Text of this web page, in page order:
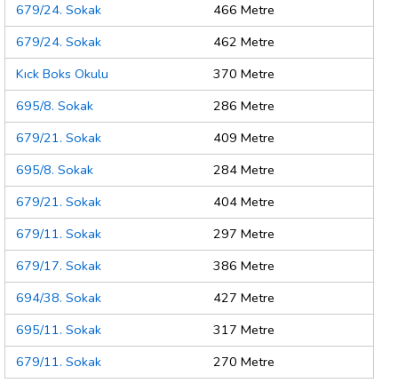
679/24. Sokak
466 Metre
679/24. Sokak
462 Metre
Kıck Boks Okulu
370 Metre
695/8. Sokak
286 Metre
679/21. Sokak
409 Metre
695/8. Sokak
284 Metre
679/21. Sokak
404 Metre
679/11. Sokak
297 Metre
679/17. Sokak
386 Metre
694/38. Sokak
427 Metre
695/11. Sokak
317 Metre
679/11. Sokak
270 Metre